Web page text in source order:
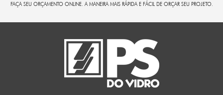
FAÇA SEU ORÇAMENTO ONLINE. A MANEIRA MAIS RÁPIDA E FÁCIL DE ORÇAR SEU PROJETO.